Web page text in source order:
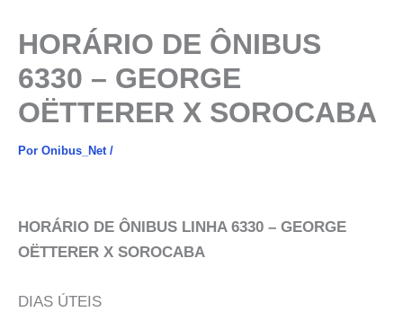
HORÁRIO DE ÔNIBUS
6330 – GEORGE
OËTTERER X SOROCABA
Por Onibus_Net /
HORÁRIO DE ÔNIBUS LINHA 6330 – GEORGE
OËTTERER X SOROCABA
DIAS ÚTEIS